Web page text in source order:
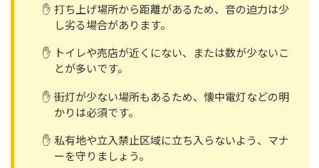
打ち上げ場所から距離があるため、音の迫力は少
し劣る場合があります。
トイレや売店が近くにない、または数が少ないこ
とが多いです。
街灯が少ない場所もあるため、懐中電灯などの明
かりは必須です。
私有地や立入禁止区域に立ち入らないよう、マナ
ーを守りましょう。